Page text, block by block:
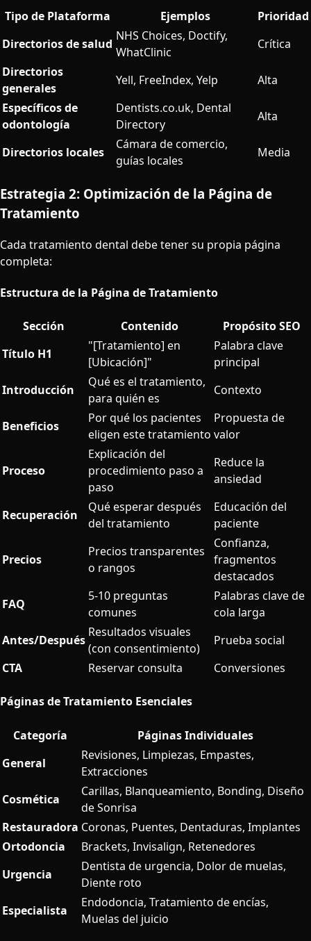
Tipo de Plataforma Ejemplos
Prioridad
Directorios de salud
NHS Choices, Doctify,
WhatClinic
Crítica
Directorios
generales
Yell, FreeIndex, Yelp
Alta
Específicos de
odontología
Dentists.co.uk, Dental
Directory
Alta
Directorios locales
Cámara de comercio,
guías locales
Media
Estrategia 2: Optimización de la Página de
Tratamiento
Cada tratamiento dental debe tener su propia página
completa:
Estructura de la Página de Tratamiento
Sección Contenido
Propósito SEO
Título H1
"[Tratamiento] en
[Ubicación]"
Palabra clave
principal
Introducción
Qué es el tratamiento,
para quién es
Contexto
Beneficios
Por qué los pacientes
eligen este tratamiento
Propuesta de
valor
Proceso
Explicación del
procedimiento paso a
paso
Reduce la
ansiedad
Recuperación
Qué esperar después
del tratamiento
Educación del
paciente
Precios
Precios transparentes
o rangos
Confianza,
fragmentos
destacados
FAQ
5-10 preguntas
comunes
Palabras clave de
cola larga
Antes/Después
Resultados visuales
(con consentimiento)
Prueba social
CTA
Reservar consulta Conversiones
Páginas de Tratamiento Esenciales
Categoría
Páginas Individuales
General
Revisiones, Limpiezas, Empastes,
Extracciones
Cosmética
Carillas, Blanqueamiento, Bonding, Diseño
de Sonrisa
Restauradora Coronas, Puentes, Dentaduras, Implantes
Ortodoncia
Brackets, Invisalign, Retenedores
Urgencia
Dentista de urgencia, Dolor de muelas,
Diente roto
Especialista
Endodoncia, Tratamiento de encías,
Muelas del juicio